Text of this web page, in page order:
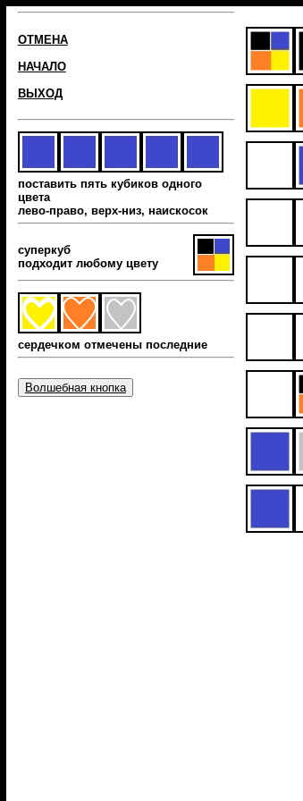
ОТМЕНА
НАЧАЛО
ВЫХОД
поставить пять кубиков одного
цвета
лево-право, верх-низ, наиcкосок
суперкуб
подходит любому цвету
сердечком отмечены последние
Волшебная кнопка